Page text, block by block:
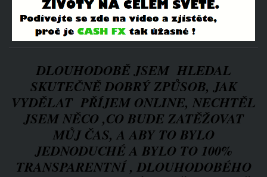
DLOUHODOBĚ JSEM HLEDAL
SKUTEČNĚ DOBRÝ ZPŮSOB, JAK
VYDĚLAT PŘÍJEM ONLINE, NECHTĚL
JSEM NĚCO ,CO BUDE ZATĚŽOVAT
MŮJ ČAS, A ABY TO BYLO
JEDNODUCHÉ A BYLO TO 100%
TRANSPARENTNÍ , DLOUHODOBÉHO